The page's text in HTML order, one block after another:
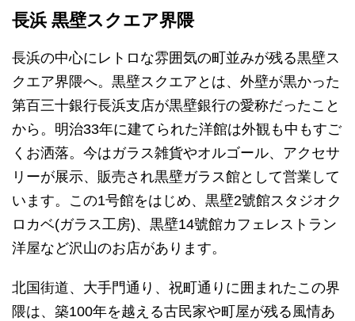
長浜 黒壁スクエア界隈
長浜の中心にレトロな雰囲気の町並みが残る黒壁ス
クエア界隈へ。黒壁スクエアとは、外壁が黒かった
第百三十銀行長浜支店が黒壁銀行の愛称だったこと
から。明治33年に建てられた洋館は外観も中もすご
くお洒落。今はガラス雑貨やオルゴール、アクセサ
リーが展示、販売され黒壁ガラス館として営業して
います。この1号館をはじめ、黒壁2號館スタジオク
ロカベ(ガラス工房)、黒壁14號館カフェレストラン
洋屋など沢山のお店があります。
北国街道、大手門通り、祝町通りに囲まれたこの界
隈は、築100年を越える古民家や町屋が残る風情あ